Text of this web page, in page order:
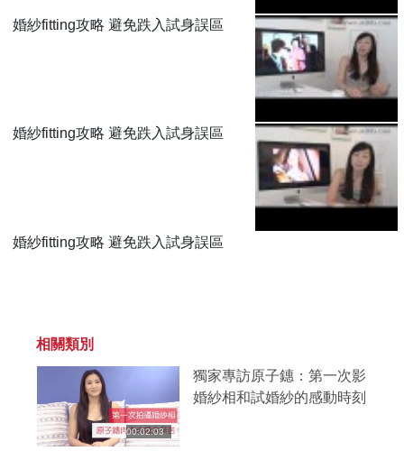
婚紗fitting攻略 避免跌入試身誤區
婚紗fitting攻略 避免跌入試身誤區
婚紗fitting攻略 避免跌入試身誤區
相關類別
00:02:03
獨家專訪原子鏸：第一次影
婚紗相和試婚紗的感動時刻